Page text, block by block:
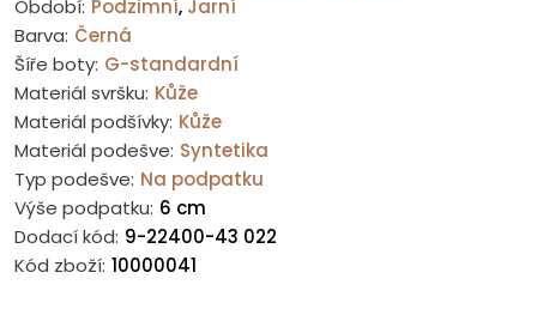
Období: Podzimní, Jarní
Barva: Černá
Šíře boty: G-standardní
Materiál svršku: Kůže
Materiál podšívky: Kůže
Materiál podešve: Syntetika
Typ podešve: Na podpatku
Výše podpatku: 6 cm
Dodací kód: 9-22400-43 022
Kód zboží: 10000041